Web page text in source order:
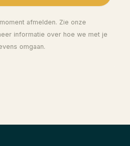
afmelden. Zie onze
informatie over hoe we met je
omgaan.